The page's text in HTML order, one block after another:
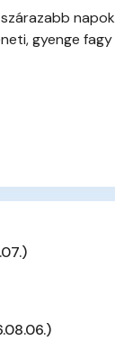
napok
gyenge fagy